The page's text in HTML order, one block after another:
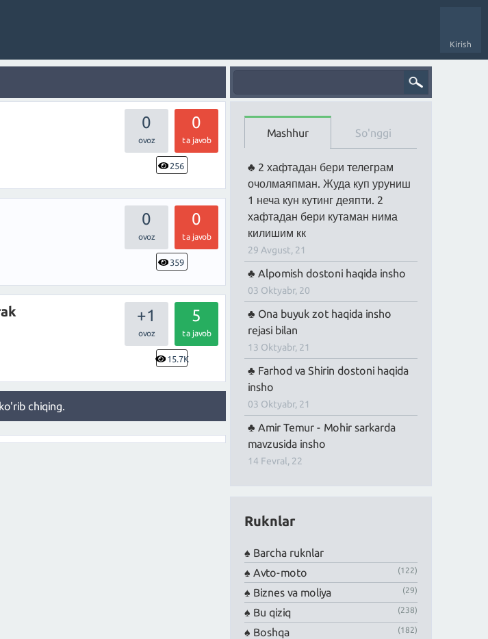
Kirish
0 0
ta javob
256
0 0
ta javob
359
+1 5
ta javob
15.7K
chiqing.
Mashhur So'nggi
2 хафтадан бери телеграм
очолмаяпман. Жуда куп уруниш
1 неча кун кутинг деяпти. 2
хафтадан бери кутаман нима
килишим кк
29 Avgust, 21
Alpomish dostoni haqida insho
03 Oktyabr, 20
Ona buyuk zot haqida insho
rejasi bilan
13 Oktyabr, 21
Farhod va Shirin dostoni haqida
insho
03 Oktyabr, 21
Amir Temur - Mohir sarkarda
mavzusida insho
14 Fevral, 22
Ruknlar
Barcha ruknlar
Avto-moto
(122)
Biznes va moliya (29)
Bu qiziq (238)
Boshqa (182)